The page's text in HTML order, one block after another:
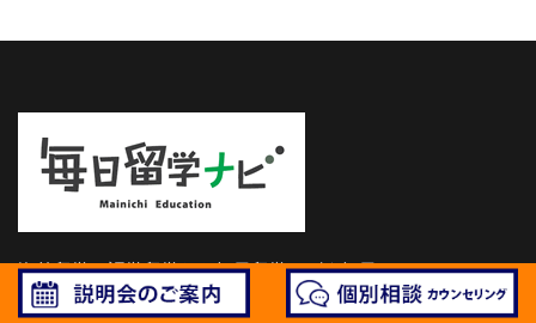
海外留学・語学留学なら毎日留学ナビ｜毎日エデュケーショ